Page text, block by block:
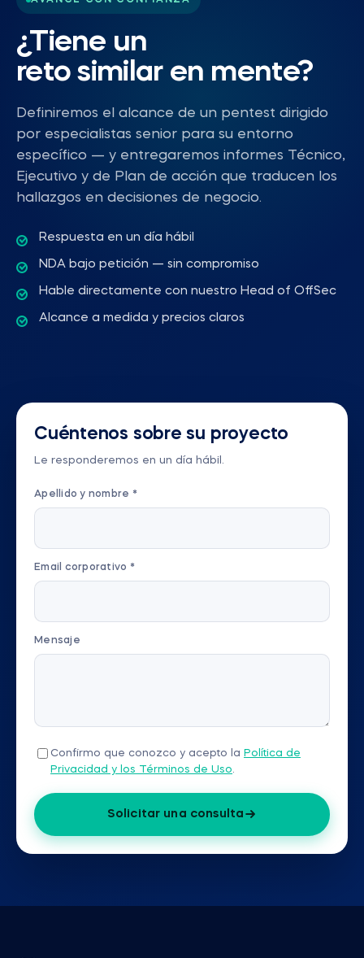
¿Tiene un
reto similar en mente?
Definiremos el alcance de un pentest dirigido
por especialistas senior para su entorno
específico — y entregaremos informes Técnico,
Ejecutivo y de Plan de acción que traducen los
hallazgos en decisiones de negocio.
Respuesta en un día hábil
NDA bajo petición — sin compromiso
Hable directamente con nuestro Head of OffSec
Alcance a medida y precios claros
Cuéntenos sobre su proyecto
Le responderemos en un día hábil.
Apellido y nombre *
Email corporativo *
Mensaje
Confirmo que conozco y acepto la Política de
Privacidad y los Términos de Uso
Solicitar una consulta